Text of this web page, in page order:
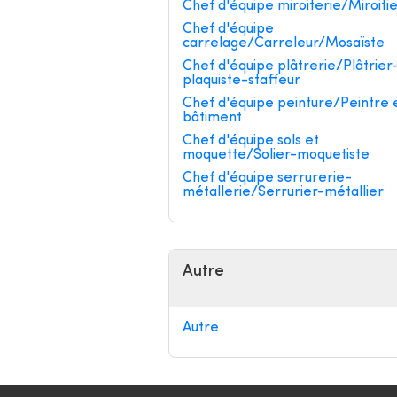
Chef d'équipe miroiterie/
Chef d'équipe
carrelage/Carreleur/Mosaïste
Chef d'équipe plâtrerie/Plâtrier-
plaquiste-staffeur
Chef d'équipe peinture/Peintre
bâtiment
Chef d'équipe sols et
moquette/Solier-moquetiste
Chef d'équipe serrurerie-
métallerie/Serrurier-métallier
Autre
Autre